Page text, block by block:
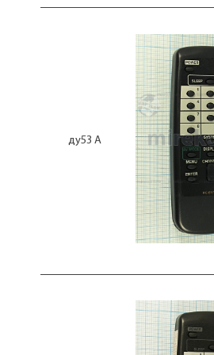
ДУ пульт LOEWE
ДУ пульт ORION 076L052040
ДУ пульт ORION 076L056150
ДУ пульт PANASONIC
ДУ пульт ROLSEN
ДУ пульт SAMSUNG 3F14-00034-
ДУ пульт SAMSUNG 3F14-00038-
ду53 А